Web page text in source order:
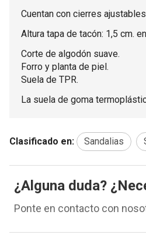
Cuentan con cierres
Altura tapa de tacón: 1,5 cm.
Corte de algodón suave.
Forro y planta de piel.
Suela de TPR.
La suela de goma
Clasificado en: Sandalias
¿Alguna duda?
Ponte en contacto con